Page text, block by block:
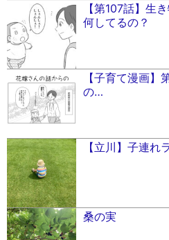
【第107話】生
何してるの？
【子育て漫画
の…
【立川】子連れ
桑の実